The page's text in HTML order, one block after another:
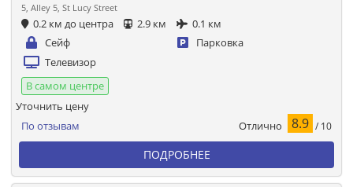
5, Alley 5, St Lucy Street
0.2 км до центра 2.9 км
0.1 км
Сейф
Парковка
Телевизор
В самом центре
По отзывам Отлично 8.9 / 10
Уточнить цену
ПОДРОБНЕЕ